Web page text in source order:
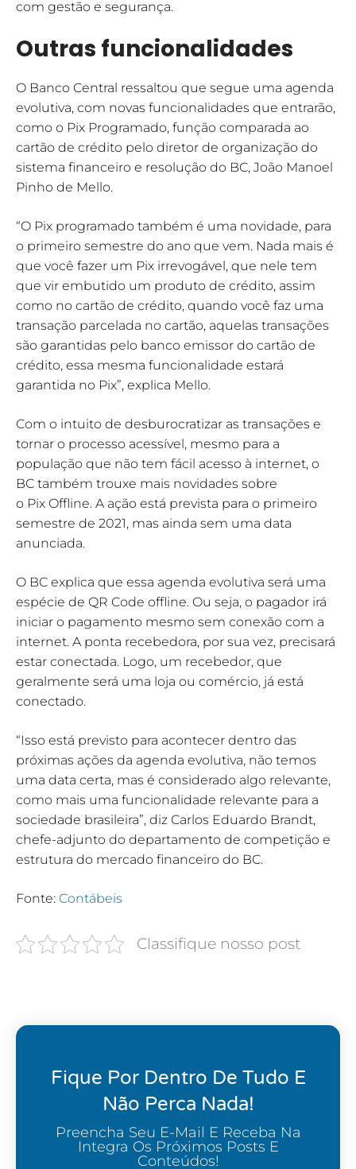
com gestão e segurança.
Outras funcionalidades
O Banco Central ressaltou que segue uma agenda
evolutiva, com novas funcionalidades que entrarão,
como o Pix Programado, função comparada ao
cartão de crédito pelo diretor de organização do
sistema financeiro e resolução do BC, João Manoel
Pinho de Mello.
“O Pix programado também é uma novidade, para
o primeiro semestre do ano que vem. Nada mais é
que você fazer um Pix irrevogável, que nele tem
que vir embutido um produto de crédito, assim
como no cartão de crédito, quando você faz uma
transação parcelada no cartão, aquelas transações
são garantidas pelo banco emissor do cartão de
crédito, essa mesma funcionalidade estará
garantida no Pix”, explica Mello.
Com o intuito de desburocratizar as transações e
tornar o processo acessível, mesmo para a
população que não tem fácil acesso à internet, o
BC também trouxe mais novidades sobre
o Pix Offline. A ação está prevista para o primeiro
semestre de 2021, mas ainda sem uma data
anunciada.
O BC explica que essa agenda evolutiva será uma
espécie de QR Code offline. Ou seja, o pagador irá
iniciar o pagamento mesmo sem conexão com a
internet. A ponta recebedora, por sua vez, precisará
estar conectada. Logo, um recebedor, que
geralmente será uma loja ou comércio, já está
conectado.
“Isso está previsto para acontecer dentro das
próximas ações da agenda evolutiva, não temos
uma data certa, mas é considerado algo relevante,
como mais uma funcionalidade relevante para a
sociedade brasileira”, diz Carlos Eduardo Brandt,
chefe-adjunto do departamento de competição e
estrutura do mercado financeiro do BC.
Fonte: Contábeis
Classifique nosso post
Fique Por Dentro De Tudo E
Não Perca Nada!
Preencha Seu E-Mail E Receba Na
Integra Os Próximos Posts E
Conteúdos!